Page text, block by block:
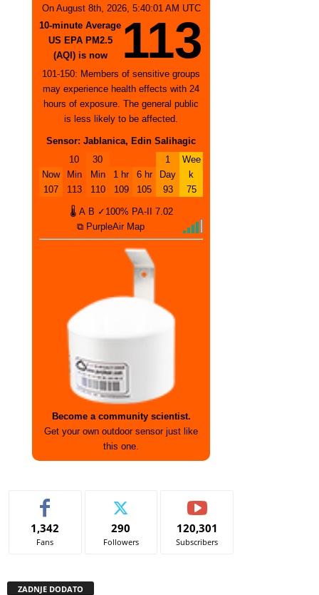
On August 8th, 2026, 5:40:01 AM UTC
10-minute Average
US EPA PM2.5
(AQI) is now
113
101-150: Members of sensitive groups
may experience health effects with 24
hours of exposure. The general public
is less likely to be affected.
Sensor: Jablanica, Edin Salihagic
Now
107
10
Min
113
30
Min
110
1 hr
109
6 hr
105
1
Day
93
Wee
k
75
🌡 A B ✓100% PA-II 7.02
⧉ PurpleAir Map
Become a community scientist.
Get your own outdoor sensor just like
this one.
1,342
Fans
290
Followers
120,301
Subscribers
ZADNJE DODATO